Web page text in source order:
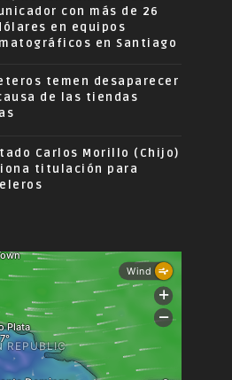
con más de 26
en equipos
en Santiago
temen desaparecer
de las tiendas
Carlos Morillo (Chijo)
titulación para